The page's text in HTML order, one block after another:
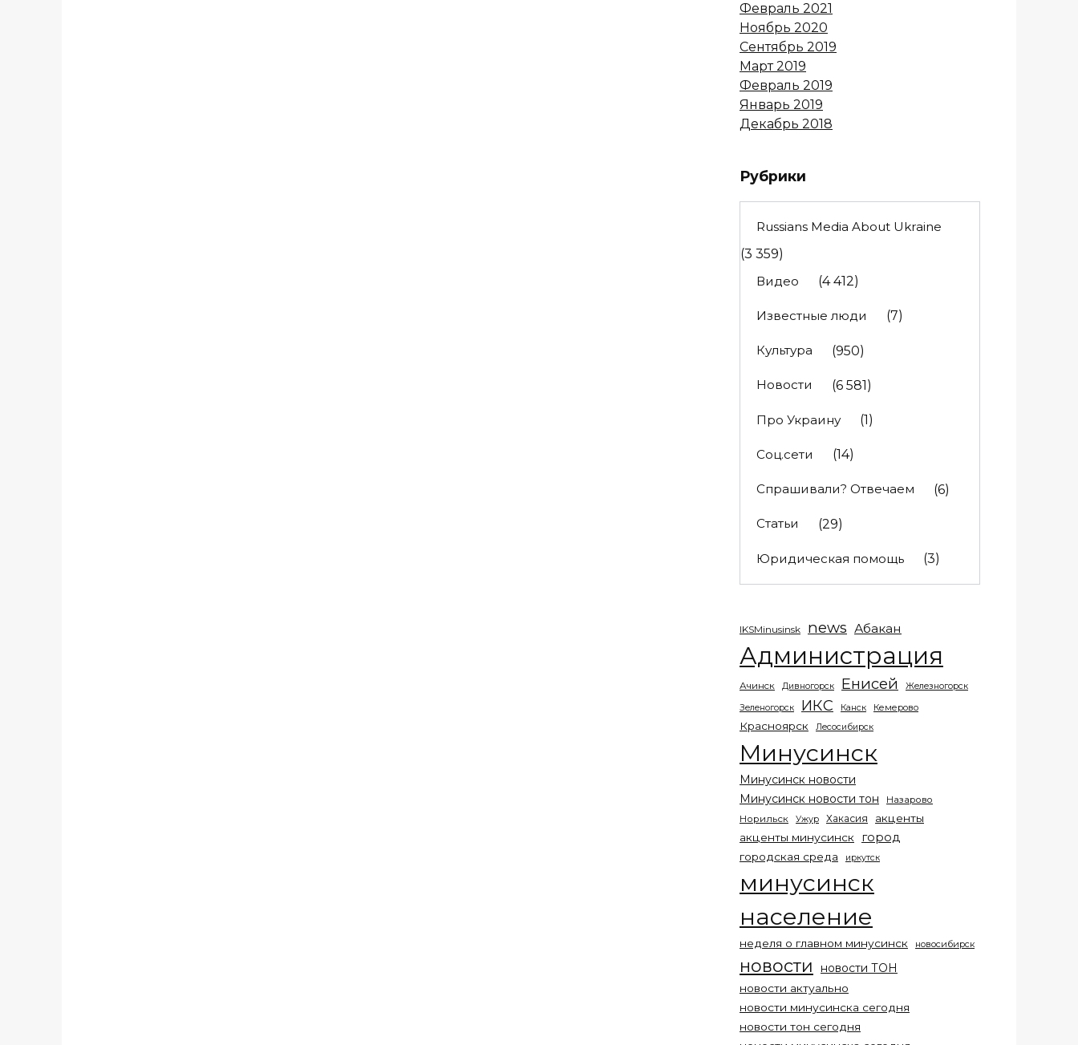
Февраль 2021
Ноябрь 2020
Сентябрь 2019
Март 2019
Февраль 2019
Январь 2019
Декабрь 2018
Рубрики
Russians Media About Ukraine
(3 359)
Видео
(4 412)
Известные люди (7)
Культура (950)
Новости (6 581)
Про Украину (1)
Соц.сети (14)
Спрашивали? Отвечаем (6)
Статьи (29)
Юридическая помощь (3)
IKSMinusinsk news Абакан
Администрация
Ачинск Дивногорск Енисей Железногорск
Зеленогорск ИКС Канск Кемерово
Красноярск Лесосибирск
Минусинск
Минусинск новости
Минусинск новости тон
Назарово
Норильск
Ужур Хакасия
акценты
акценты минусинск
город
городская среда иркутск
минусинск
население
неделя о главном минусинск новосибирск
новости новости ТОН
новости актуально
новости минусинска сегодня
новости тон сегодня